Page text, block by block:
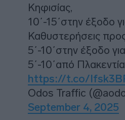
Κηφισίας,
10΄-15΄στην έξοδο
Καθυστερήσεις
5΄-10΄στην έξοδο
5΄-10΄από
https://t.co/
Odos Traffic
September 4, 2025